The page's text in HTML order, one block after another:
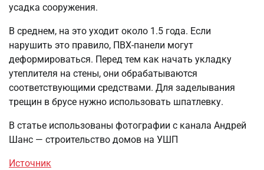
усадка сооружения.
В среднем, на это уходит около 1.5 года. Если
нарушить это правило, ПВХ-панели могут
деформироваться. Перед тем как начать укладку
утеплителя на стены, они обрабатываются
соответствующими средствами. Для заделывания
трещин в брусе нужно использовать шпатлевку.
В статье использованы фотографии с канала Андрей
Шанс — строительство домов на УШП
Источник